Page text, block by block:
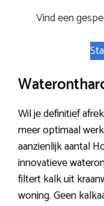
Vind een
Wil je definitief
meer optimaal
aanzienlijk aantal
innovatieve
filtert kalk uit
woning. Geen